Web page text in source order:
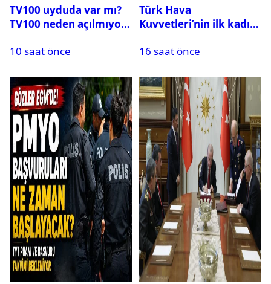
TV100 uyduda var mı?
TV100 neden açılmıyor?
10 saat önce
Türk Hava
Kuvvetleri’nin ilk kadın
Karapınar hakkında
ortaya çıktı
16 saat önce